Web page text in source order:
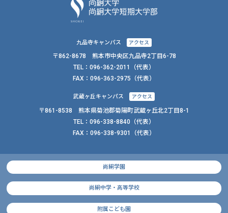
九品寺キャンパス アクセス
〒862-8678 熊本市中央区九品寺2丁目6-78
TEL： 096-362-2011
（代表）
FAX： 096-363-2975（代表）
武蔵ヶ丘キャンパス アクセス
〒861-8538 熊本県菊池郡菊陽町武蔵ヶ丘北2丁目8-1
TEL： 096-338-8840 （代表）
FAX： 096-338-9301（代表）
尚絅学園
尚絅中学・高等学校
附属こども園